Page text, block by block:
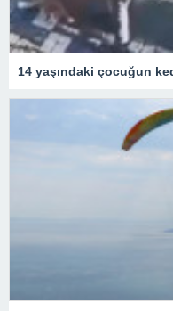
14 yaşındaki çocuğun